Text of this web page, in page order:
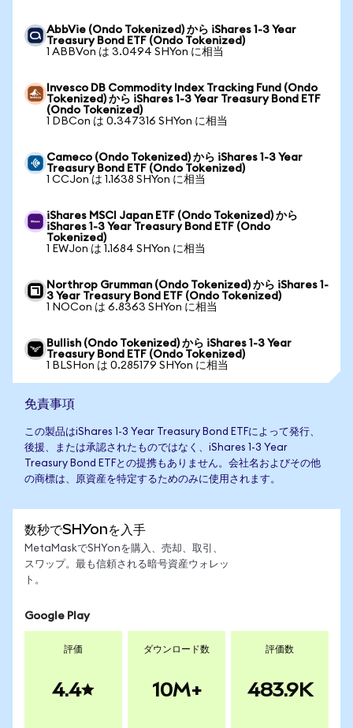
AbbVie (Ondo Tokenized) から iShares 1-3 Year
Treasury Bond ETF (Ondo Tokenized)
1 ABBVon は 3.0494 SHYon に相当
Invesco DB Commodity Index Tracking Fund (Ondo
Tokenized) から iShares 1-3 Year Treasury Bond ETF
(Ondo Tokenized)
1 DBCon は 0.347316 SHYon に相当
Cameco (Ondo Tokenized) から iShares 1-3 Year
Treasury Bond ETF (Ondo Tokenized)
1 CCJon は 1.1638 SHYon に相当
iShares MSCI Japan ETF (Ondo Tokenized) から
iShares 1-3 Year Treasury Bond ETF (Ondo
Tokenized)
1 EWJon は 1.1684 SHYon に相当
Northrop Grumman (Ondo Tokenized) から iShares 1-
3 Year Treasury Bond ETF (Ondo Tokenized)
1 NOCon は 6.8363 SHYon に相当
Bullish (Ondo Tokenized) から iShares 1-3 Year
Treasury Bond ETF (Ondo Tokenized)
1 BLSHon は 0.285179 SHYon に相当
免責事項
この製品はiShares 1-3 Year Treasury Bond ETFによって発行、
後援、または承認されたものではなく、iShares 1-3 Year
Treasury Bond ETFとの提携もありません。会社名およびその他
の商標は、原資産を特定するためのみに使用されます。
数秒でSHYonを入手
MetaMaskでSHYonを購入、売却、取引、
スワップ。最も信頼される暗号資産ウォレッ
ト。
Google Play
評価
4.4
ダウンロード数
10M+
評価数
483.9K